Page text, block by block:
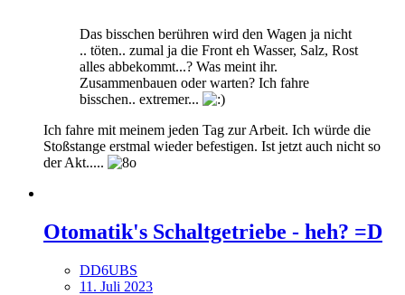
Das bisschen berühren wird den Wagen ja nicht
.. töten.. zumal ja die Front eh Wasser, Salz, Rost
alles abbekommt...? Was meint ihr.
Zusammenbauen oder warten? Ich fahre
bisschen.. extremer...
Ich fahre mit meinem jeden Tag zur Arbeit. Ich würde die
Stoßstange erstmal wieder befestigen. Ist jetzt auch nicht so
der Akt.....
Otomatik's Schaltgetriebe - heh? =D
DD6UBS
11. Juli 2023